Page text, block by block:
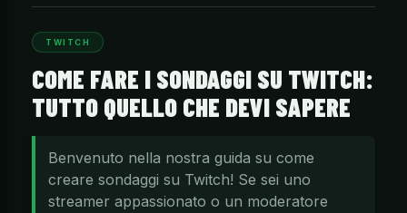
TWITCH
COME FARE I SONDAGGI SU TWITCH:
TUTTO QUELLO CHE DEVI SAPERE
Benvenuto nella nostra guida su come
creare sondaggi su Twitch! Se sei uno
streamer appassionato o un moderatore